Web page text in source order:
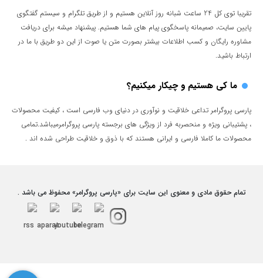
تقریبا توی کل 24 ساعت شبانه روز آنلاین هستیم و از طریق تلگرام و سیستم گفتگوی
پایین سایت، صمیمانه پاسخگوی پیام های شما هستیم. پیشنهاد میشه برای دریافت
مشاوره رایگان و کسب اطلاعات بیشتر بصورت متن یا صوت از این دو طریق با ما در
ارتباط باشید.
ما کی هستیم و چیکار میکنیم؟
پارسی پروگرامر تداعی خلاقیت و نوآوری در دنیای وب فارسی است ، کیفیت محصولات
، پشتیبانی ویژه و منحصربه فرد از ویژگی های برجسته پارسی پروگرامرمیباشد.تمامی
محصولات ما کاملا فارسی و ایرانی هستند که با ذوق و خلاقیت طراحی شده اند .
تمام حقوق مادی و معنوی این سایت برای «پارسی پروگرامر» محفوظ می باشد .